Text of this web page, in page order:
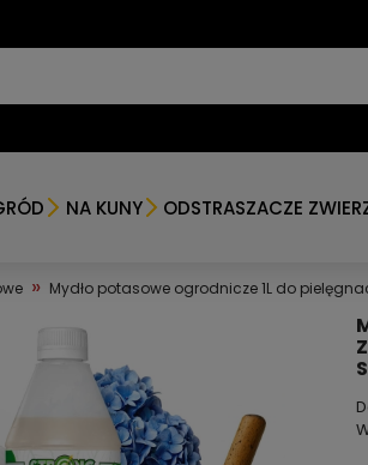
NA KUNY ODSTRASZACZE
» Mydło potasowe ogrodnicze 1L do